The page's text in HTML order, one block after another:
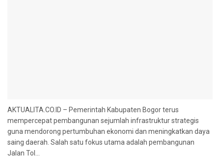
AKTUALITA.CO.ID – Pemerintah Kabupaten Bogor terus
mempercepat pembangunan sejumlah infrastruktur strategis
guna mendorong pertumbuhan ekonomi dan meningkatkan daya
saing daerah. Salah satu fokus utama adalah pembangunan
Jalan Tol...